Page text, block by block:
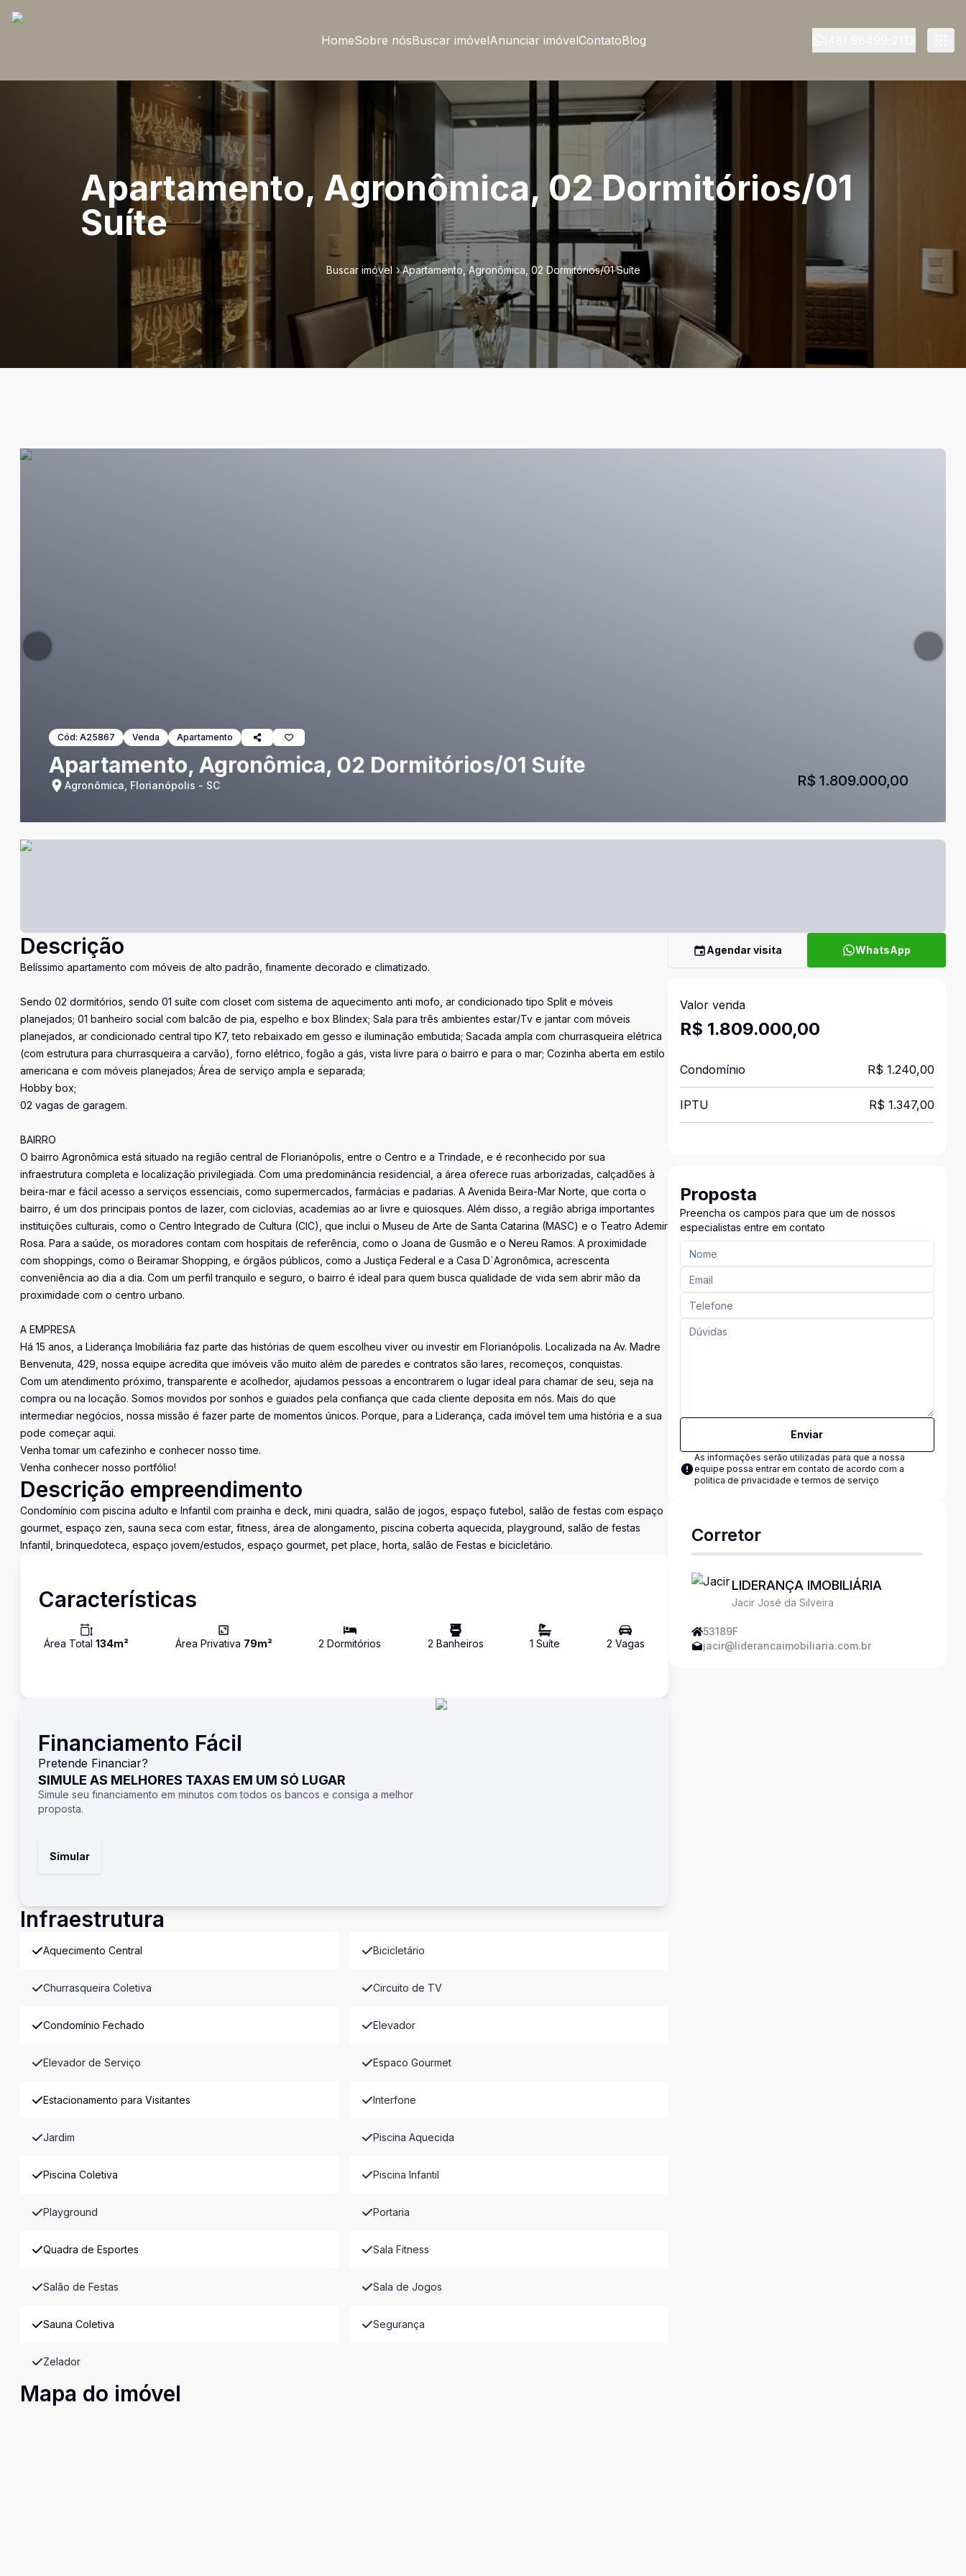
HomeSobre nósBuscar imóvelAnunciar imóvelContatoBlog
Apartamento, Agronômica, 02 Dormitórios/01
Suíte
Buscar imóvel Apartamento, Agronômica, 02 Dormitórios/01 Suíte
Cód: A25867 Venda Apartamento
Apartamento, Agronômica, 02 Dormitórios/01 Suíte
Agronômica, Florianópolis - SC R$ 1.809.000,00
Descrição
Belíssimo apartamento com móveis de alto padrão, finamente decorado e climatizado.
Sendo 02 dormitórios, sendo 01 suíte com closet com sistema de aquecimento anti mofo, ar condicionado tipo Split e móveis
planejados; 01 banheiro social com balcão de pia, espelho e box Blindex; Sala para três ambientes estar/Tv e jantar com móveis
planejados, ar condicionado central tipo K7, teto rebaixado em gesso e iluminação embutida; Sacada ampla com churrasqueira elétrica
(com estrutura para churrasqueira a carvão), forno elétrico, fogão a gás, vista livre para o bairro e para o mar; Cozinha aberta em estilo
americana e com móveis planejados; Área de serviço ampla e separada;
Hobby box;
02 vagas de garagem.
BAIRRO
O bairro Agronômica está situado na região central de Florianópolis, entre o Centro e a Trindade, e é reconhecido por sua
infraestrutura completa e localização privilegiada. Com uma predominância residencial, a área oferece ruas arborizadas, calçadões à
beira-mar e fácil acesso a serviços essenciais, como supermercados, farmácias e padarias. A Avenida Beira-Mar Norte, que corta o
bairro, é um dos principais pontos de lazer, com ciclovias, academias ao ar livre e quiosques. Além disso, a região abriga importantes
instituições culturais, como o Centro Integrado de Cultura (CIC), que inclui o Museu de Arte de Santa Catarina (MASC) e o Teatro Ademir
Rosa. Para a saúde, os moradores contam com hospitais de referência, como o Joana de Gusmão e o Nereu Ramos. A proximidade
com shoppings, como o Beiramar Shopping, e órgãos públicos, como a Justiça Federal e a Casa D`Agronômica, acrescenta
conveniência ao dia a dia. Com um perfil tranquilo e seguro, o bairro é ideal para quem busca qualidade de vida sem abrir mão da
proximidade com o centro urbano.
A EMPRESA
Há 15 anos, a Liderança Imobiliária faz parte das histórias de quem escolheu viver ou investir em Florianópolis. Localizada na Av. Madre
Benvenuta, 429, nossa equipe acredita que imóveis vão muito além de paredes e contratos são lares, recomeços, conquistas.
Com um atendimento próximo, transparente e acolhedor, ajudamos pessoas a encontrarem o lugar ideal para chamar de seu, seja na
compra ou na locação. Somos movidos por sonhos e guiados pela confiança que cada cliente deposita em nós. Mais do que
intermediar negócios, nossa missão é fazer parte de momentos únicos. Porque, para a Liderança, cada imóvel tem uma história e a sua
pode começar aqui.
Venha tomar um cafezinho e conhecer nosso time.
Venha conhecer nosso portfólio!
Descrição empreendimento
Condomínio com piscina adulto e Infantil com prainha e deck, mini quadra, salão de jogos, espaço futebol, salão de festas com espaço
gourmet, espaço zen, sauna seca com estar, fitness, área de alongamento, piscina coberta aquecida, playground, salão de festas
Infantil, brinquedoteca, espaço jovem/estudos, espaço gourmet, pet place, horta, salão de Festas e bicicletário.
Características
Área Total 134m² Área Privativa 79m² 2 Dormitórios 2 Banheiros 1 Suíte 2 Vagas
Financiamento Fácil
Pretende Financiar?
SIMULE AS MELHORES TAXAS EM UM SÓ LUGAR
Simule seu financiamento em minutos com todos os bancos e consiga a melhor
proposta.
Simular
Infraestrutura
Aquecimento Central Bicicletário
Churrasqueira Coletiva Circuito de TV
Condomínio Fechado Elevador
Elevador de Serviço Espaco Gourmet
Estacionamento para Visitantes Interfone
Jardim Piscina Aquecida
Piscina Coletiva Piscina Infantil
Playground Portaria
Quadra de Esportes Sala Fitness
Salão de Festas Sala de Jogos
Sauna Coletiva Segurança
Zelador
Mapa do imóvel
Agendar visita WhatsApp
Valor venda
R$ 1.809.000,00
Condomínio R$ 1.240,00
IPTU R$ 1.347,00
Proposta
Preencha os campos para que um de nossos
especialistas entre em contato
Enviar
As informações serão utilizadas para que a nossa
equipe possa entrar em contato de acordo com a
política de privacidade e termos de serviço
Corretor
LIDERANÇA IMOBILIÁRIA
Jacir José da Silveira
53189F
jacir@liderancaimobiliaria.com.br